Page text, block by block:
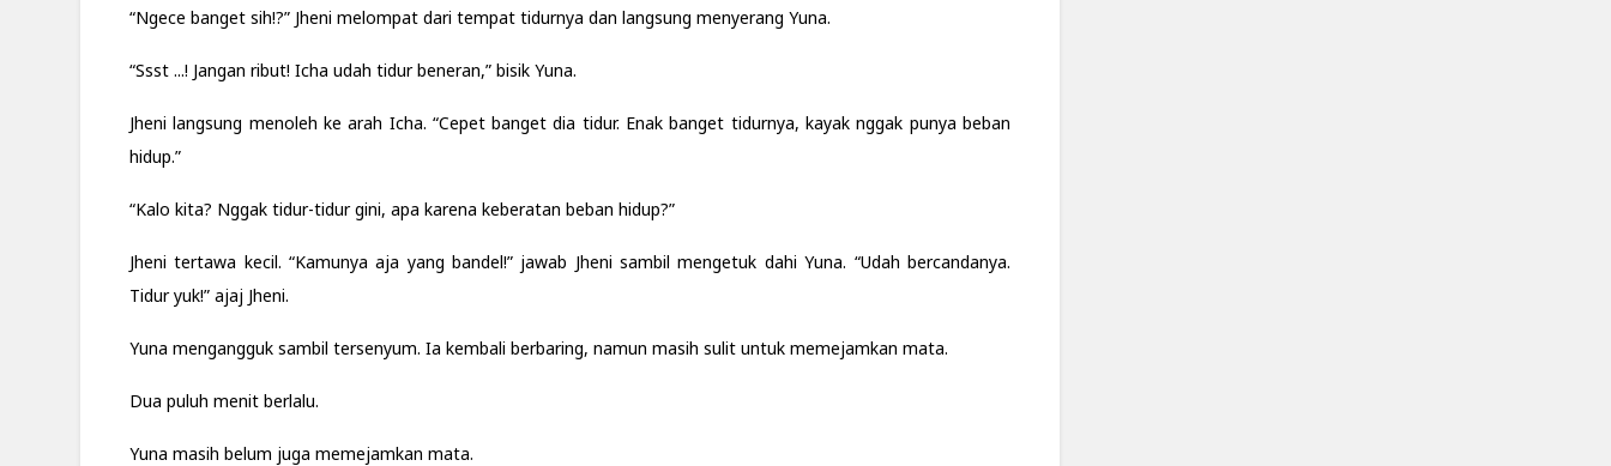
“Ngece banget sih!?” Jheni melompat dari tempat tidurnya dan langsung menyerang Yuna.
“Ssst ...! Jangan ribut! Icha udah tidur beneran,” bisik Yuna.
Jheni langsung menoleh ke arah Icha. “Cepet banget dia tidur. Enak banget tidurnya, kayak nggak punya beban
hidup.”
“Kalo kita? Nggak tidur-tidur gini, apa karena keberatan beban hidup?”
Jheni tertawa kecil. “Kamunya aja yang bandel!” jawab Jheni sambil mengetuk dahi Yuna. “Udah bercandanya.
Tidur yuk!” ajaj Jheni.
Yuna mengangguk sambil tersenyum. Ia kembali berbaring, namun masih sulit untuk memejamkan mata.
Dua puluh menit berlalu.
Yuna masih belum juga memejamkan mata.